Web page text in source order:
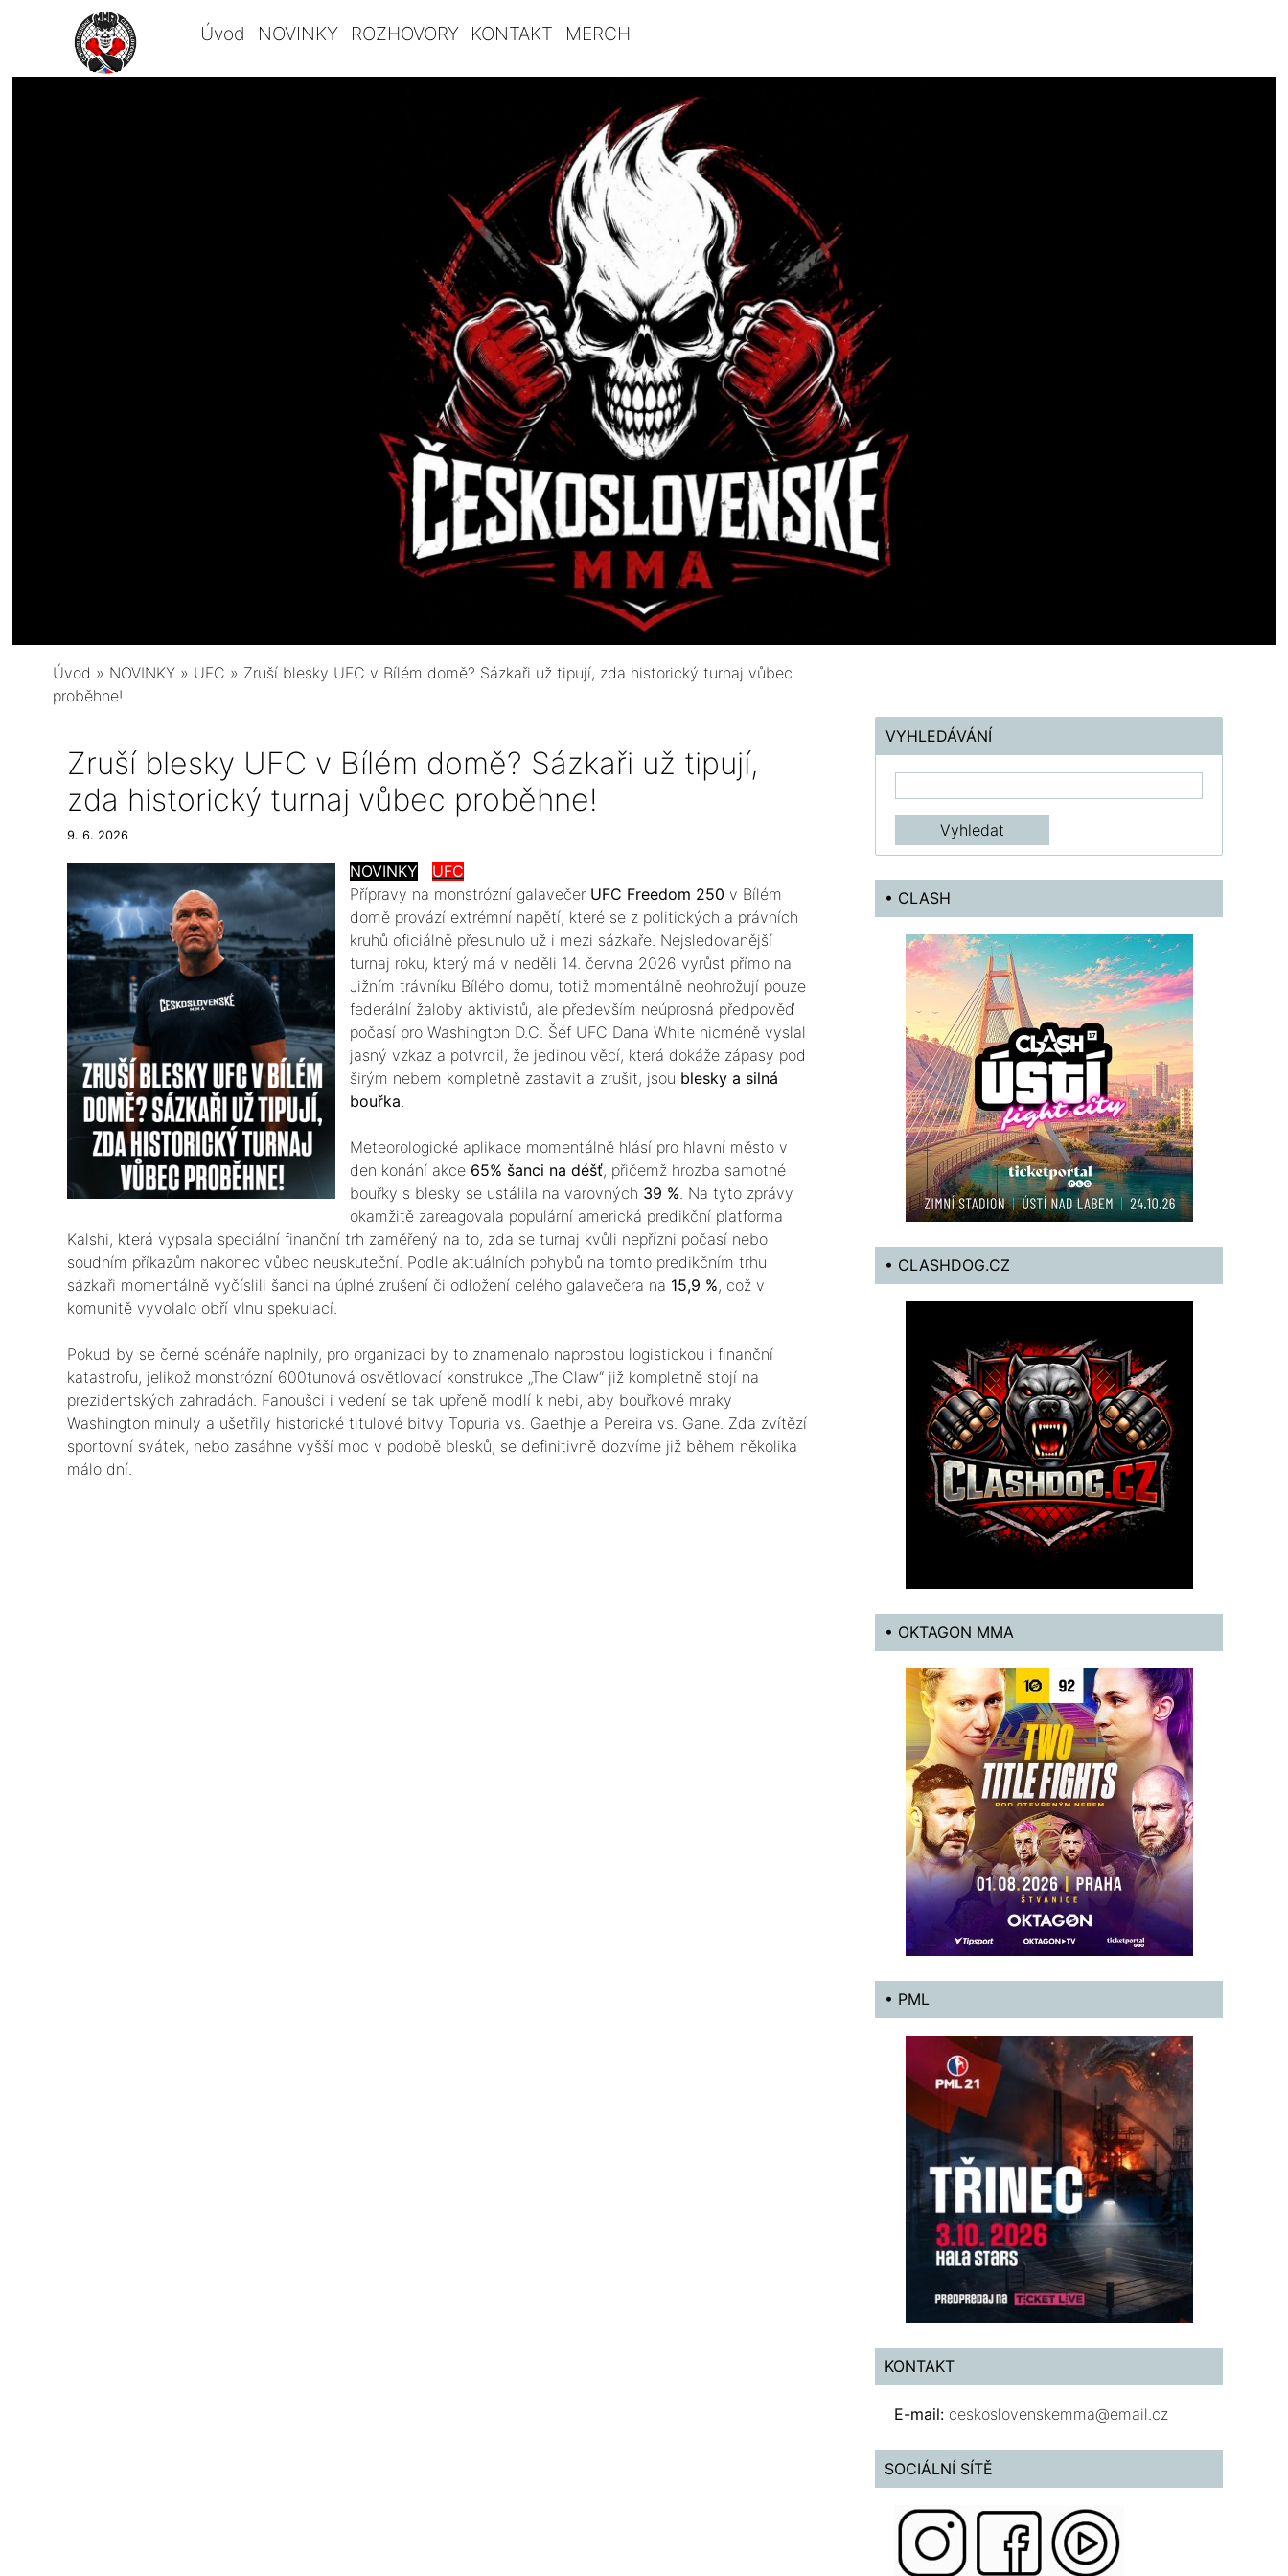
Úvod NOVINKY ROZHOVORY KONTAKT MERCH
Úvod » NOVINKY » UFC » Zruší blesky UFC v Bílém domě? Sázkaři už tipují, zda historický turnaj vůbec
proběhne!
Zruší blesky UFC v Bílém domě? Sázkaři už tipují,
zda historický turnaj vůbec proběhne!
9. 6. 2026
NOVINKY
UFC
​Přípravy na monstrózní galavečer UFC Freedom 250 v Bílém
domě provází extrémní napětí, které se z politických a právních
kruhů oficiálně přesunulo už i mezi sázkaře. Nejsledovanější
turnaj roku, který má v neděli 14. června 2026 vyrůst přímo na
Jižním trávníku Bílého domu, totiž momentálně neohrožují pouze
federální žaloby aktivistů, ale především neúprosná předpověď
počasí pro Washington D.C. Šéf UFC Dana White nicméně vyslal
jasný vzkaz a potvrdil, že jedinou věcí, která dokáže zápasy pod
širým nebem kompletně zastavit a zrušit, jsou blesky a silná
bouřka
​Meteorologické aplikace momentálně hlásí pro hlavní město v
den konání akce 65% šanci na déšť, přičemž hrozba samotné
bouřky s blesky se ustálila na varovných 39 % . Na tyto zprávy
okamžitě zareagovala populární americká predikční platforma
Kalshi, která vypsala speciální finanční trh zaměřený na to, zda se turnaj kvůli nepřízni počasí nebo
soudním příkazům nakonec vůbec neuskuteční. Podle aktuálních pohybů na tomto predikčním trhu
sázkaři momentálně vyčíslili šanci na úplné zrušení či odložení celého galavečera na 15,9 %, což v
komunitě vyvolalo obří vlnu spekulací.
​Pokud by se černé scénáře naplnily, pro organizaci by to znamenalo naprostou logistickou i finanční
katastrofu, jelikož monstrózní 600tunová osvětlovací konstrukce „The Claw“ již kompletně stojí na
prezidentských zahradách. Fanoušci i vedení se tak upřeně modlí k nebi, aby bouřkové mraky
Washington minuly a ušetřily historické titulové bitvy Topuria vs. Gaethje a Pereira vs. Gane. Zda zvítězí
sportovní svátek, nebo zasáhne vyšší moc v podobě blesků, se definitivně dozvíme již během několika
málo dní.
VYHLEDÁVÁNÍ
• CLASH
• CLASHDOG.CZ
• OKTAGON MMA
• PML
KONTAKT
E-mail: ceskoslovenskemma@email.cz
SOCIÁLNÍ SÍTĚ